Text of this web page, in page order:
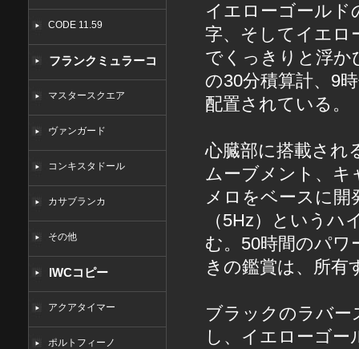
CODE 11.59
フランクミュラーコ
ピーマスタースクエア
ヴァンガード
コンキスタドール
カサブランカ
その他
IWCコピー
アクアタイマー
ポルトフィーノ
イエローゴール
字、そしてイエロ
でくっきりと浮か
の30分積算計、9
配置されている。
心臓部に搭載され
ムーブメント、キ
メロをベースに開
（5Hz）という
む。50時間のパ
きの鑑賞は、所有
ブラックのラバー
し、イエローゴ